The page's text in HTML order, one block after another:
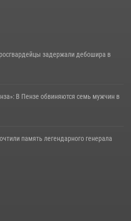
задержали дебошира в
В Пензе обвиняются семь мужчин в
память легендарного генерала